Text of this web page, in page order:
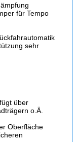
für Tempo
sehr
über
o.Ä.
Oberfläche